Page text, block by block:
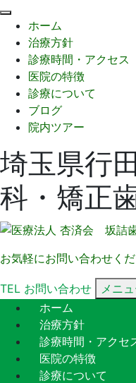
ホーム
治療方針
診療時間・アクセス
医院の特徴
診療について
ブログ
院内ツアー
埼玉県行
科・矯正
お気軽にお問い合わせく
TEL お問い合わせ
メニ
ホーム
治療方針
診療時間・アクセ
医院の特徴
診療について